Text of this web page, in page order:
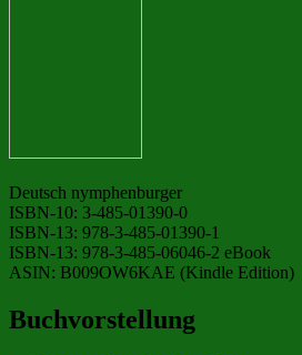
Deutsch nymphenburger
ISBN-10: 3-485-01390-0
ISBN-13: 978-3-485-01390-1
ISBN-13: 978-3-485-06046-2 eBook
ASIN: B009OW6KAE (Kindle Edition)
Buchvorstellung